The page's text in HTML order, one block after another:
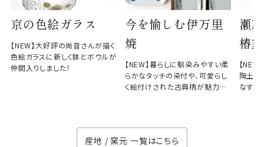
京の色絵ガラス
【NEW】大好評の尚音さんが描く
色絵ガラスに新しく鉢とボウルが
仲間入りしました！
今を愉しむ伊万里
焼
【NEW】暮らしに馴染みやすい柔
らかなタッチの染付や、可愛らし
く絵付けされた古典柄が魅力の
瀬
椿窯
【
陶土と
なす、
産地 / 窯元 一覧はこちら